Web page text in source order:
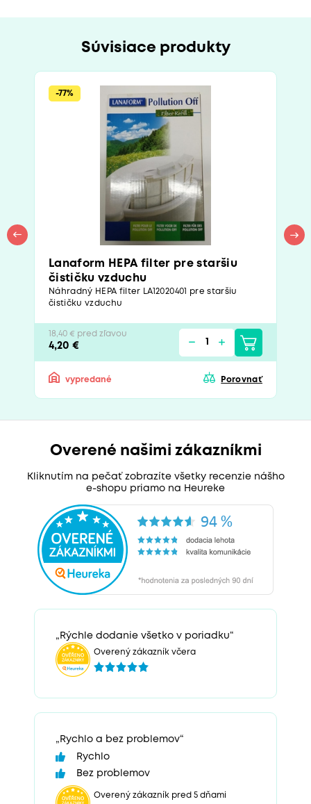
Súvisiace produkty
-77%
Lanaform HEPA filter pre staršiu
čističku vzduchu
Náhradný HEPA filter LA12020401 pre staršiu
čističku vzduchu
18,40 € pred zľavou
4,20 €
vypredané Porovnať
Overené našimi zákazníkmi
Kliknutím na pečať zobrazíte všetky recenzie nášho
e-shopu priamo na Heureke
„Rýchle dodanie všetko v poriadku“
Overený zákazník včera
„Rychlo a bez problemov“
Rychlo
Bez problemov
Overený zákazník pred 5 dňami